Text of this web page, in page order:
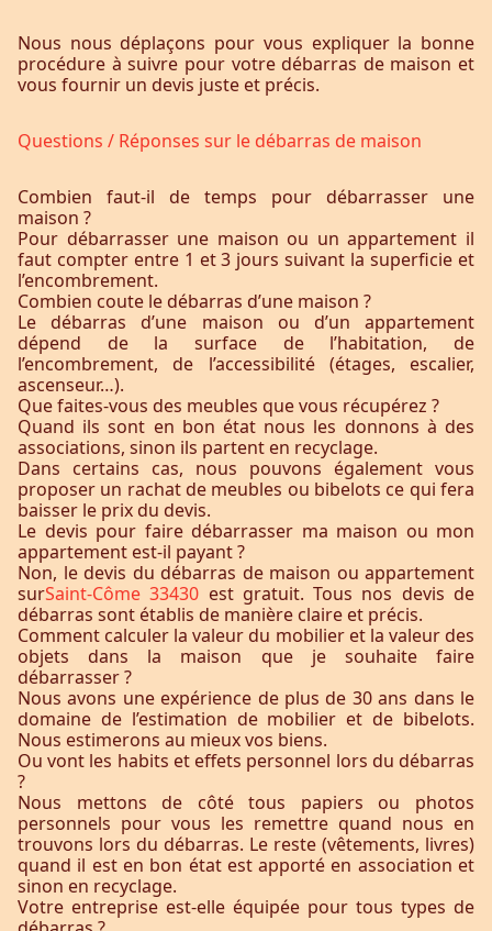
Nous nous déplaçons pour vous expliquer la bonne
procédure à suivre pour votre débarras de maison et
vous fournir un devis juste et précis.
Questions / Réponses sur le débarras de maison
Combien faut-il de temps pour débarrasser une
maison ?
Pour débarrasser une maison ou un appartement il
faut compter entre 1 et 3 jours suivant la superficie et
l’encombrement.
Combien coute le débarras d’une maison ?
Le débarras d’une maison ou d’un appartement
dépend de la surface de l’habitation, de
l’encombrement, de l’accessibilité (étages, escalier,
ascenseur…).
Que faites-vous des meubles que vous récupérez ?
Quand ils sont en bon état nous les donnons à des
associations, sinon ils partent en recyclage.
Dans certains cas, nous pouvons également vous
proposer un rachat de meubles ou bibelots ce qui fera
baisser le prix du devis.
Le devis pour faire débarrasser ma maison ou mon
appartement est-il payant ?
Non, le devis du débarras de maison ou appartement
surSaint-Côme 33430 est gratuit. Tous nos devis de
débarras sont établis de manière claire et précis.
Comment calculer la valeur du mobilier et la valeur des
objets dans la maison que je souhaite faire
débarrasser ?
Nous avons une expérience de plus de 30 ans dans le
domaine de l’estimation de mobilier et de bibelots.
Nous estimerons au mieux vos biens.
Ou vont les habits et effets personnel lors du débarras
?
Nous mettons de côté tous papiers ou photos
personnels pour vous les remettre quand nous en
trouvons lors du débarras. Le reste (vêtements, livres)
quand il est en bon état est apporté en association et
sinon en recyclage.
Votre entreprise est-elle équipée pour tous types de